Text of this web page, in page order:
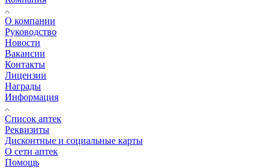
О компании
Руководство
Новости
Вакансии
Контакты
Лицензии
Награды
Информация
Список аптек
Реквизиты
Дисконтные и социальные карты
О сети аптек
Помощь